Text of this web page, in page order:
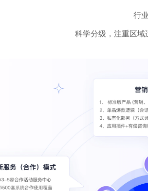
行
科学分级，注重区域